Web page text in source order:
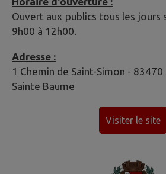
Ouvert aux publics tous les jours
9h00 à 12h00.
Adresse :
1 Chemin de Saint-Simon -
Sainte Baume
Visiter le site